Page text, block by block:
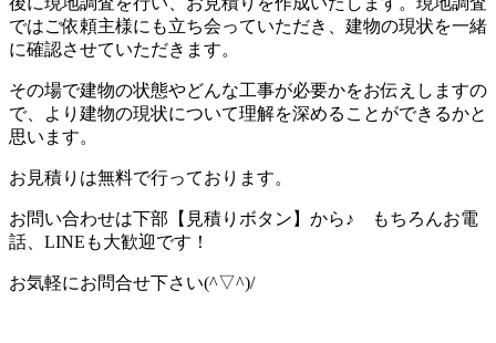
ではご依頼主様にも立ち会っていただき、建物の現状を一緒
に確認させていただきます。
その場で建物の状態やどんな工事が必要かをお伝えしますの
で、より建物の現状について理解を深めることができるかと
思います。
お見積りは無料で行っております。
お問い合わせは下部【見積りボタン】から♪ もちろんお電
話、LINEも大歓迎です！
お気軽にお問合せ下さい(^▽^)/